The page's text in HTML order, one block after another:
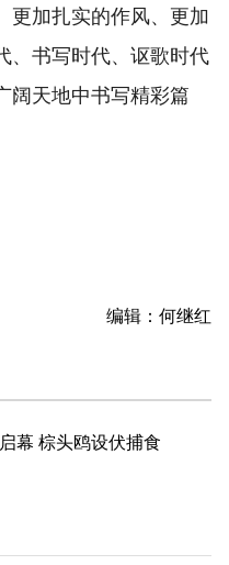
更加扎实的作风、更加
、书写时代、讴歌时代
阔天地中书写精彩篇
编辑：何继红
幕 棕头鸥设伏捕食